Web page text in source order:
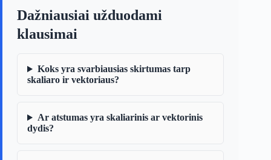
Dažniausiai užduodami
klausimai
Koks yra svarbiausias skirtumas tarp
skaliaro ir vektoriaus?
Ar atstumas yra skaliarinis ar vektorinis
dydis?